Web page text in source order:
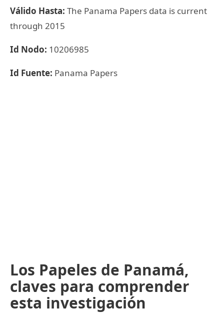
Válido Hasta: The Panama Papers data is current
through 2015
Id Nodo: 10206985
Id Fuente: Panama Papers
Los Papeles de Panamá,
claves para comprender
esta investigación